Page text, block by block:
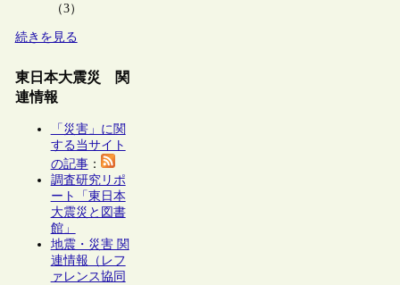
（3）
続きを見る
東日本大震災 関
連情報
「災害」に関
する当サイト
の記事：
調査研究リポ
ート「東日本
大震災と図書
館」
地震・災害 関
連情報（レフ
ァレンス協同